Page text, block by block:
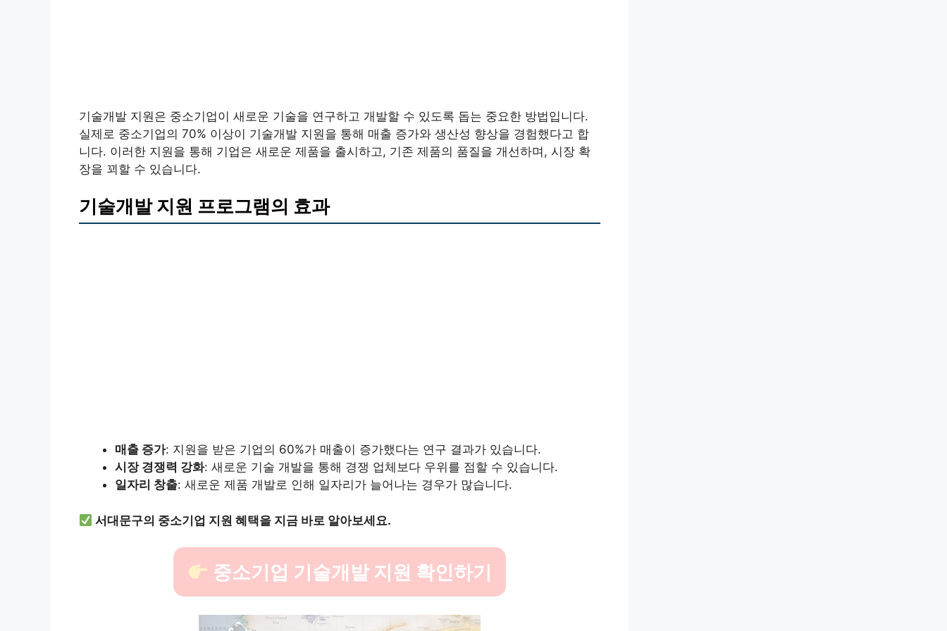
기술개발 지원은 중소기업이 새로운 기술을 연구하고 개발할 수 있도록 돕는 중요한 방법입니다.
실제로 중소기업의 70% 이상이 기술개발 지원을 통해 매출 증가와 생산성 향상을 경험했다고 합
니다. 이러한 지원을 통해 기업은 새로운 제품을 출시하고, 기존 제품의 품질을 개선하며, 시장 확
장을 꾀할 수 있습니다.
기술개발 지원 프로그램의 효과
매출 증가: 지원을 받은 기업의 60%가 매출이 증가했다는 연구 결과가 있습니다.
시장 경쟁력 강화: 새로운 기술 개발을 통해 경쟁 업체보다 우위를 점할 수 있습니다.
일자리 창출: 새로운 제품 개발로 인해 일자리가 늘어나는 경우가 많습니다.
서대문구의 중소기업 지원 혜택을 지금 바로 알아보세요.
중소기업 기술개발 지원 확인하기